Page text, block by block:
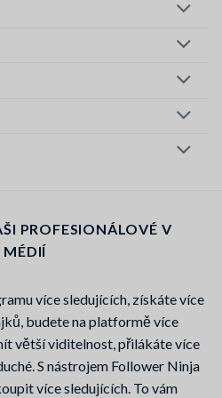
PROFESIONÁLOVÉ V
MÉDIÍ
více sledujících, získáte více
budete na platformě více
větší viditelnost, přilákáte více
S nástrojem Follower Ninja
více sledujících. To vám